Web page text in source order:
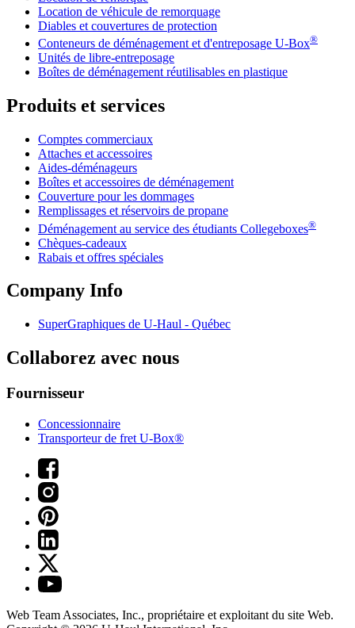
Location de véhicule de remorquage
Diables et couvertures de protection
Conteneurs de déménagement et d'entreposage U-Box®
Unités de libre-entreposage
Boîtes de déménagement réutilisables en plastique
Produits et services
Comptes commerciaux
Attaches et accessoires
Aides-déménageurs
Boîtes et accessoires de déménagement
Couverture pour les dommages
Remplissages et réservoirs de propane
Déménagement au service des étudiants Collegeboxes®
Chèques-cadeaux
Rabais et offres spéciales
Company Info
SuperGraphiques de U-Haul - Québec
Collaborez avec nous
Fournisseur
Concessionnaire
Transporteur de fret U-Box®
Web Team Associates, Inc., propriétaire et exploitant du site Web.